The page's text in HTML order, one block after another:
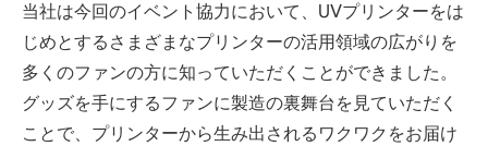
当社は今回のイベント協力において、UVプリンターをは
じめとするさまざまなプリンターの活用領域の広がりを
多くのファンの方に知っていただくことができました。
グッズを手にするファンに製造の裏舞台を見ていただく
ことで、プリンターから生み出されるワクワクをお届け